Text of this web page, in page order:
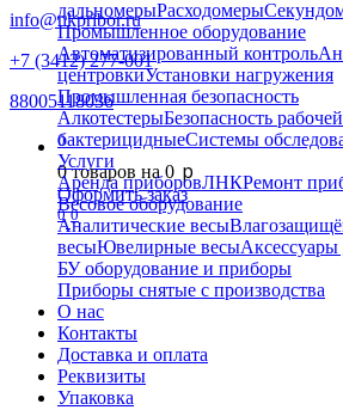
info@nkpribor.ru
+7 (3412) 277-001
88005118036
0
0 товаров на0 p
Оформить заказ
0 0
дальномерыРасходомеры
Промышленное оборудование
Автоматизированный контроль
центровкиУстановки нагружения
Промышленная безопасность
АлкотестерыБезопасность
бактерицидныеСистемы
Услуги
Аренда приборовЛНКРемонт
Весовое оборудование
Аналитические весы
весыЮвелирные весыАксессуары
БУ оборудование и приборы
Приборы снятые с производства
О нас
Контакты
Доставка и оплата
Реквизиты
Упаковка